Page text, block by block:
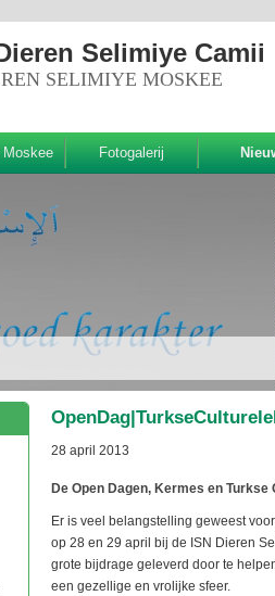
Selimiye Camii
SELIMIYE MOSKEE
Fotogalerij
28 april 2013
De Open Dagen, Kermes en
Er is veel belangstelling geweest
op 28 en 29 april bij de ISN Dieren
grote bijdrage geleverd door te
een gezellige en vrolijke sfeer.